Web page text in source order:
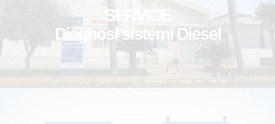
SERVICE
Diagnosi sistemi Diesel